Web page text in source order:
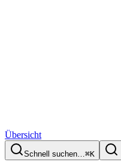
Übersicht
Schnell suchen…⌘K